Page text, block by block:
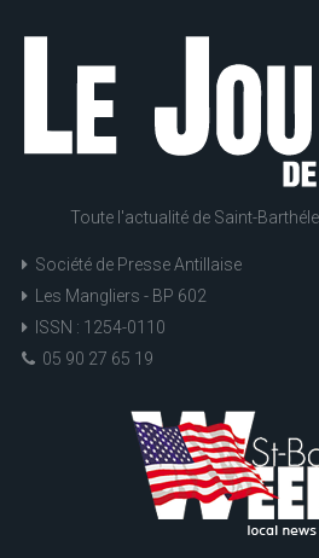
Toute l'actualité de Saint-
Société de Presse Antillaise
Les Mangliers - BP 602
ISSN : 1254-0110
05 90 27 65 19